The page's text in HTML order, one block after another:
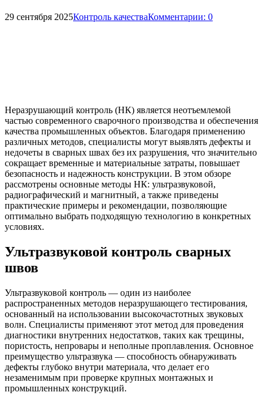
29 сентября 2025Контроль качестваКомментарии: 0
Неразрушающий контроль (НК) является неотъемлемой
частью современного сварочного производства и обеспечения
качества промышленных объектов. Благодаря применению
различных методов, специалисты могут выявлять дефекты и
недочеты в сварных швах без их разрушения, что значительно
сокращает временные и материальные затраты, повышает
безопасность и надежность конструкции. В этом обзоре
рассмотрены основные методы НК: ультразвуковой,
радиографический и магнитный, а также приведены
практические примеры и рекомендации, позволяющие
оптимально выбрать подходящую технологию в конкретных
условиях.
Ультразвуковой контроль сварных
швов
Ультразвуковой контроль — один из наиболее
распространенных методов неразрушающего тестирования,
основанный на использовании высокочастотных звуковых
волн. Специалисты применяют этот метод для проведения
диагностики внутренних недостатков, таких как трещины,
пористость, непровары и неполные проплавления. Основное
преимущество ультразвука — способность обнаруживать
дефекты глубоко внутри материала, что делает его
незаменимым при проверке крупных монтажных и
промышленных конструкций.